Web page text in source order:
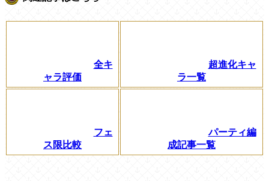
全キ
ャラ評価
超進化キャ
ラ一覧
フェ
ス限比較
パーティ編
成記事一覧